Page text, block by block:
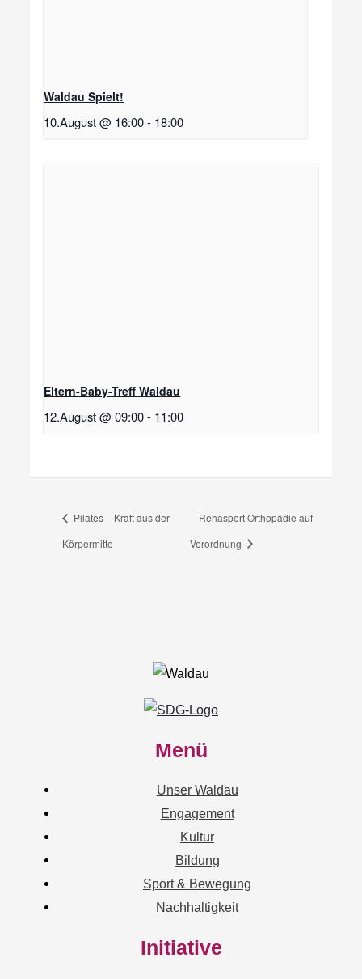
Waldau Spielt!
10.August @ 16:00 - 18:00
Eltern-Baby-Treff Waldau
12.August @ 09:00 - 11:00
Pilates – Kraft aus der
Körpermitte
Rehasport Orthopädie auf
Verordnung
Menü
Unser Waldau
Engagement
Kultur
Bildung
Sport & Bewegung
Nachhaltigkeit
Initiative